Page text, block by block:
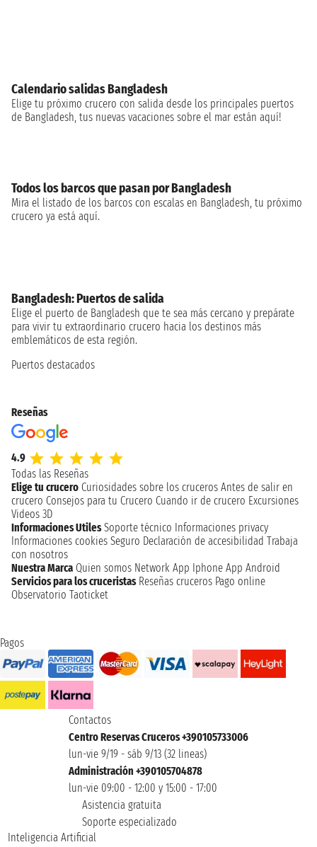
Calendario salidas Bangladesh
Elige tu próximo crucero con salida desde los principales puertos
de Bangladesh, tus nuevas vacaciones sobre el mar están aquí!
Todos los barcos que pasan por Bangladesh
Mira el listado de los barcos con escalas en Bangladesh, tu próximo
crucero ya está aquí.
Bangladesh: Puertos de salida
Elige el puerto de Bangladesh que te sea más cercano y prepárate
para vivir tu extraordinario crucero hacia los destinos más
emblemáticos de esta región.
Puertos destacados
Reseñas
4.9
Todas las Reseñas
Elige tu crucero Curiosidades sobre los cruceros Antes de salir en
crucero Consejos para tu Crucero Cuando ir de crucero Excursiones
Videos 3D
Informaciones Utiles Soporte técnico Informaciones privacy
Informaciones cookies Seguro Declaración de accesibilidad Trabaja
con nosotros
Nuestra Marca Quien somos Network App Iphone App Android
Servicios para los cruceristas Reseñas cruceros Pago online
Observatorio Taoticket
Pagos
Contactos
Centro Reservas Cruceros +390105733006
lun-vie 9/19 - sáb 9/13 (32 lineas)
Administración +390105704878
lun-vie 09:00 - 12:00 y 15:00 - 17:00
Asistencia gratuita
Soporte especializado
Inteligencia Artificial